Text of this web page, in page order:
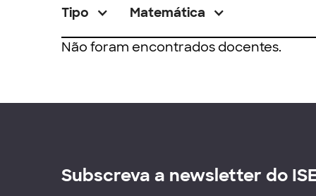
Tipo Matemática
Não foram encontrados docentes.
Subscreva a newsletter do